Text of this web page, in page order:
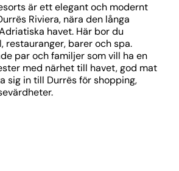
är ett elegant och modernt
Riviera, nära den långa
havet. Här bor du
restauranger, barer och spa.
par och familjer som vill ha en
med närhet till havet, god mat
sig in till Durrës för shopping,